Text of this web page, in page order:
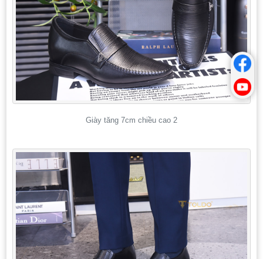
Giày tăng 7cm chiều cao 2